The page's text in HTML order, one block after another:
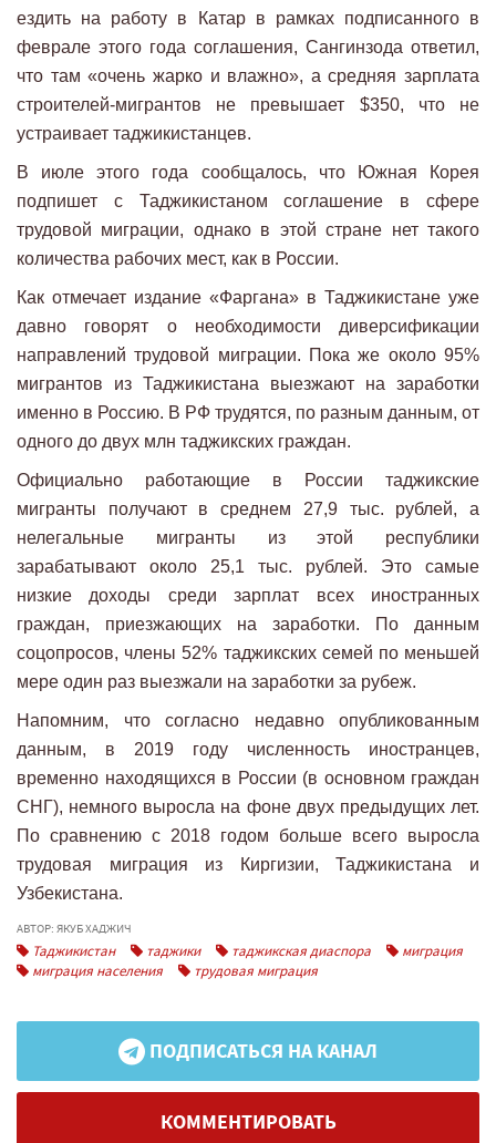
ездить на работу в Катар в рамках подписанного в
феврале этого года соглашения, Сангинзода ответил,
что там «очень жарко и влажно», а средняя зарплата
строителей-мигрантов не превышает $350, что не
устраивает таджикистанцев.
В июле этого года сообщалось, что Южная Корея
подпишет с Таджикистаном соглашение в сфере
трудовой миграции, однако в этой стране нет такого
количества рабочих мест, как в России.
Как отмечает издание «Фаргана» в Таджикистане уже
давно говорят о необходимости диверсификации
направлений трудовой миграции. Пока же около 95%
мигрантов из Таджикистана выезжают на заработки
именно в Россию. В РФ трудятся, по разным данным, от
одного до двух млн таджикских граждан.
Официально работающие в России таджикские
мигранты получают в среднем 27,9 тыс. рублей, а
нелегальные мигранты из этой республики
зарабатывают около 25,1 тыс. рублей. Это самые
низкие доходы среди зарплат всех иностранных
граждан, приезжающих на заработки. По данным
соцопросов, члены 52% таджикских семей по меньшей
мере один раз выезжали на заработки за рубеж.
Напомним, что согласно недавно опубликованным
данным, в 2019 году численность иностранцев,
временно находящихся в России (в основном граждан
СНГ), немного выросла на фоне двух предыдущих лет.
По сравнению с 2018 годом больше всего выросла
трудовая миграция из Киргизии, Таджикистана и
Узбекистана.
АВТОР: ЯКУБ ХАДЖИЧ
Таджикистан таджики таджикская диаспора
миграция
миграция населения
трудовая миграция
ПОДПИСАТЬСЯ НА КАНАЛ
КОММЕНТИРОВАТЬ